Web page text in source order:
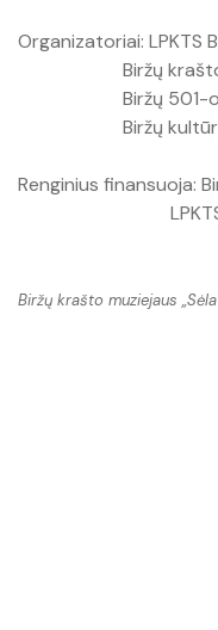
Organizatoriai: LPKTS
Biržų krašto
Biržų 501-oji
Biržų kultūros
Renginius finansuoja:
LPKTS
Biržų krašto muziejaus